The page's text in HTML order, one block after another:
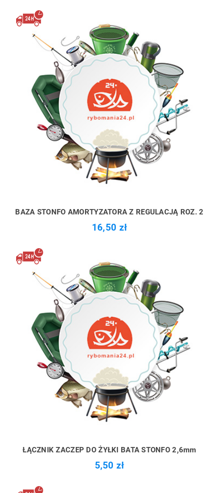
BAZA STONFO AMORTYZATORA Z REGULACJĄ ROZ. 2
16,50 zł
ŁĄCZNIK ZACZEP DO ŻYŁKI BATA STONFO 2,6mm
5,50 zł